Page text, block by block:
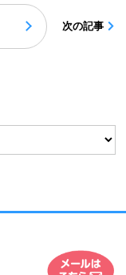
次の記事